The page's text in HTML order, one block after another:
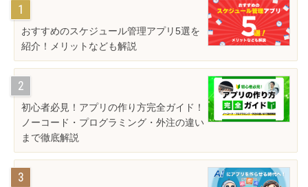
おすすめのスケジュール管理アプリ5選を
紹介！メリットなども解説
初心者必見！アプリの作り方完全ガイド！
ノーコード・プログラミング・外注の違い
まで徹底解説